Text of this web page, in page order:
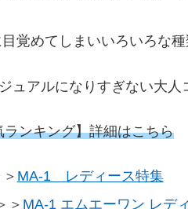
覚めてしまいいろいろな
ュアルになりすぎない大人
ンキング】詳細はこちら
MA-1 レディース特集
＞ MA-1 エムエーワン レデ